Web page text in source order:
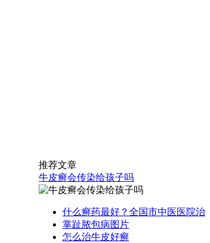
推荐文章
牛皮癣会传染给孩子吗
什么癣药最好？全国市中医医院治
掌趾脓包病图片
怎么治牛皮好癣